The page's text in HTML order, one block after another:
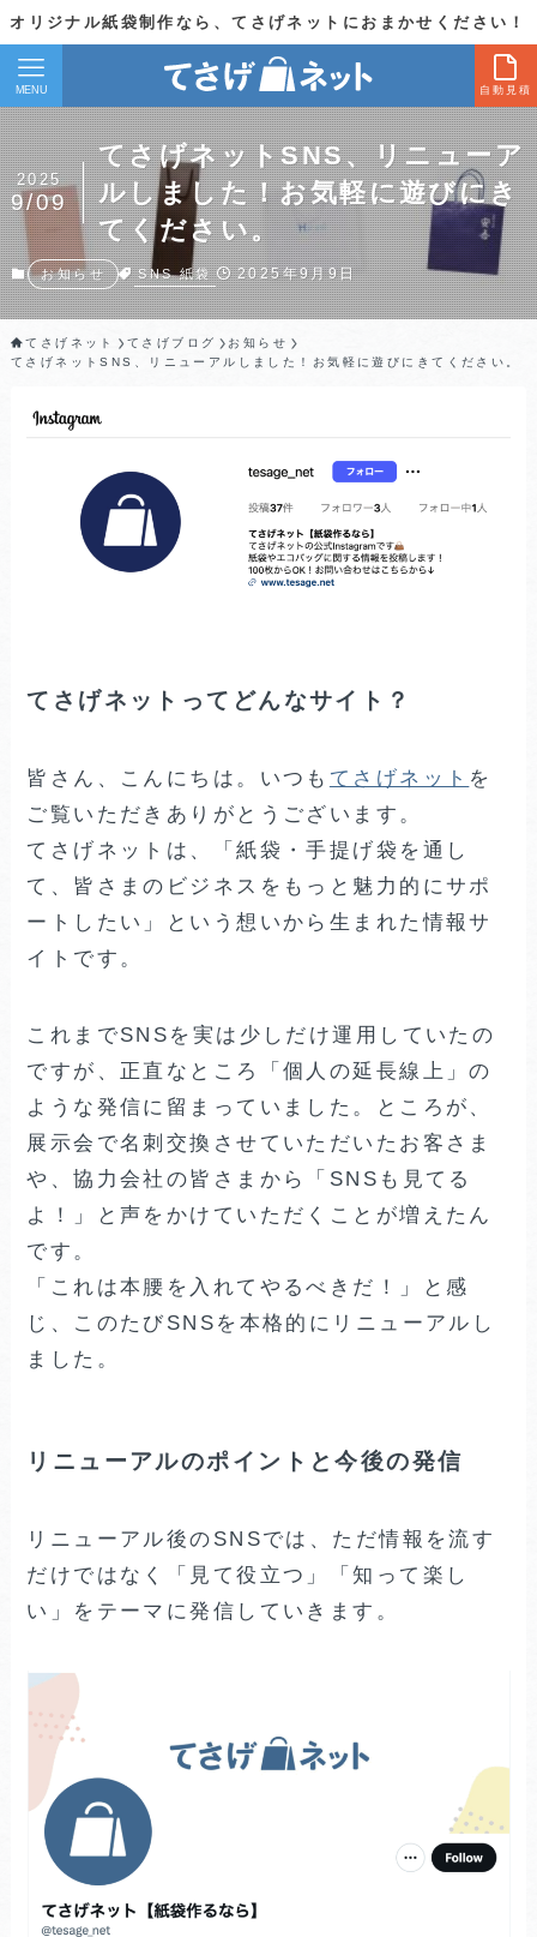
オリジナル紙袋制作なら、てさげネットにおまかせください！
自動見積
MENU
てさげネットSNS、リニューア
ルしました！お気軽に遊びにき
てください。
2025
9/09
お知らせ SNS 紙袋 2025年9月9日
てさげネット てさげブログ
お知らせ
てさげネットSNS、リニューアルしました！お気軽に遊びにきてください。
てさげネットってどんなサイト？
皆さん、こんにちは。いつも てさげネット を
ご覧いただきありがとうございます。
てさげネットは、「紙袋・手提げ袋を通し
て、皆さまのビジネスをもっと魅力的にサポ
ートしたい」という想いから生まれた情報サ
イトです。
これまでSNSを実は少しだけ運用していたの
ですが、正直なところ「個人の延長線上」の
ような発信に留まっていました。ところが、
展示会で名刺交換させていただいたお客さま
や、協力会社の皆さまから「SNSも見てる
よ！」と声をかけていただくことが増えたん
です。
「これは本腰を入れてやるべきだ！」と感
じ、このたびSNSを本格的にリニューアルし
ました。
リニューアルのポイントと今後の発信
リニューアル後のSNSでは、ただ情報を流す
だけではなく「見て役立つ」「知って楽し
い」をテーマに発信していきます。